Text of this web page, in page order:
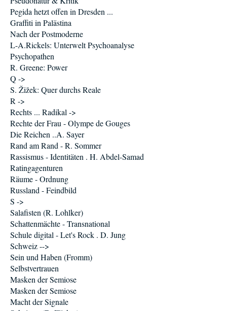
Pegida hetzt offen in Dresden ...
Graffiti in Palästina
Nach der Postmoderne
L-A.Rickels: Unterwelt Psychoanalyse
Psychopathen
R. Greene: Power
Q ->
S. Žižek: Quer durchs Reale
R ->
Rechts ... Radikal ->
Rechte der Frau - Olympe de Gouges
Die Reichen ..A. Sayer
Rand am Rand - R. Sommer
Rassismus - Identitäten . H. Abdel-Samad
Ratingagenturen
Räume - Ordnung
Russland - Feindbild
S ->
Salafisten (R. Lohlker)
Schattenmächte - Transnational
Schule digital - Let's Rock . D. Jung
Schweiz -->
Sein und Haben (Fromm)
Selbstvertrauen
Masken der Semiose
Masken der Semiose
Macht der Signale